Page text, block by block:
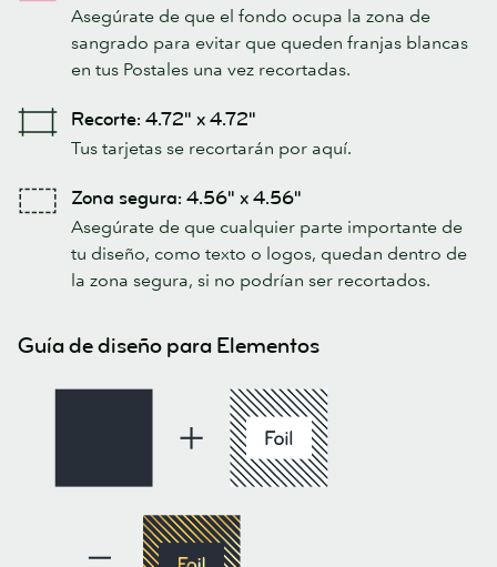
Asegúrate de que el fondo ocupa la zona de
sangrado para evitar que queden franjas blancas
en tus Postales una vez recortadas.
Recorte: 4.72" x 4.72"
Tus tarjetas se recortarán por aquí.
Zona segura: 4.56" x 4.56"
Asegúrate de que cualquier parte importante de
tu diseño, como texto o logos, quedan dentro de
la zona segura, si no podrían ser recortados.
Guía de diseño para Elementos